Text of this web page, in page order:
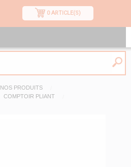
0 ARTICLE(S)
NOS PRODUITS
COMPTOIR PLIANT